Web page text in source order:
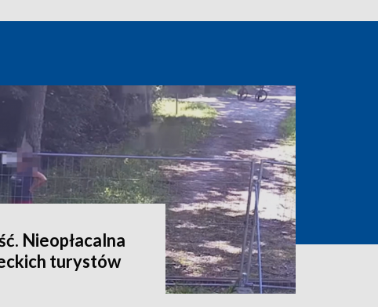
Nieopłacalna
turystów